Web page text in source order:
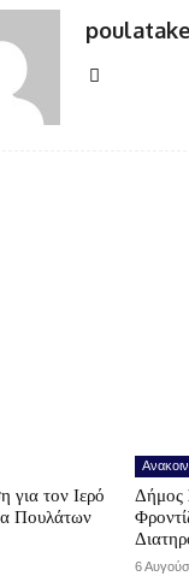
για τον Ιερό
Πουλάτων
Δήμος
6